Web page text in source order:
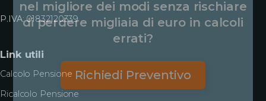
P.IVA: 01832120339
Link utili
Calcolo Pensione
Ricalcolo Pensione
nel migliore dei modi senza rischiare
di perdere migliaia di euro in calcoli
errati?
Richiedi Preventivo